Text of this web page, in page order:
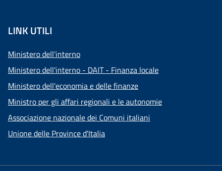
LINK UTILI
Ministero dell'interno
Ministero dell'interno - DAIT - Finanza locale
Ministero dell'economia e delle finanze
Ministro per gli affari regionali e le autonomie
Associazione nazionale dei Comuni italiani
Unione delle Province d'Italia